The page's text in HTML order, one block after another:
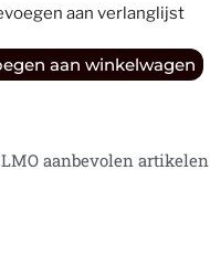
aan verlanglijst
aan winkelwagen
aanbevolen artikelen